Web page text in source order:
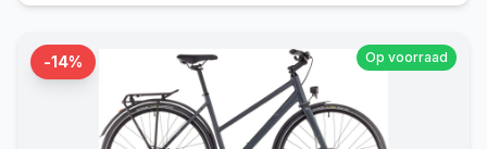
-14% Op voorraad